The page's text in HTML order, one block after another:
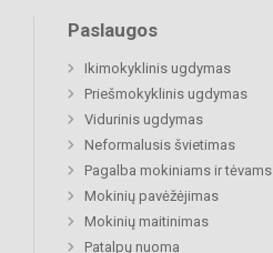
Paslaugos
Ikimokyklinis ugdymas
Priešmokyklinis ugdymas
Vidurinis ugdymas
Neformalusis švietimas
Pagalba mokiniams ir tėvams
Mokinių pavėžėjimas
Mokinių maitinimas
Patalpų nuoma